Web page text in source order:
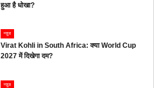
हुआ है धोखा?
न्यूज
Virat Kohli in South Africa: क्या World Cup
2027 में दिखेगा दम?
न्यूज